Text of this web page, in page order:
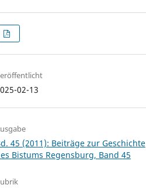
02-13
45 (2011): Beiträge zur Geschichte
Bistums Regensburg, Band 45